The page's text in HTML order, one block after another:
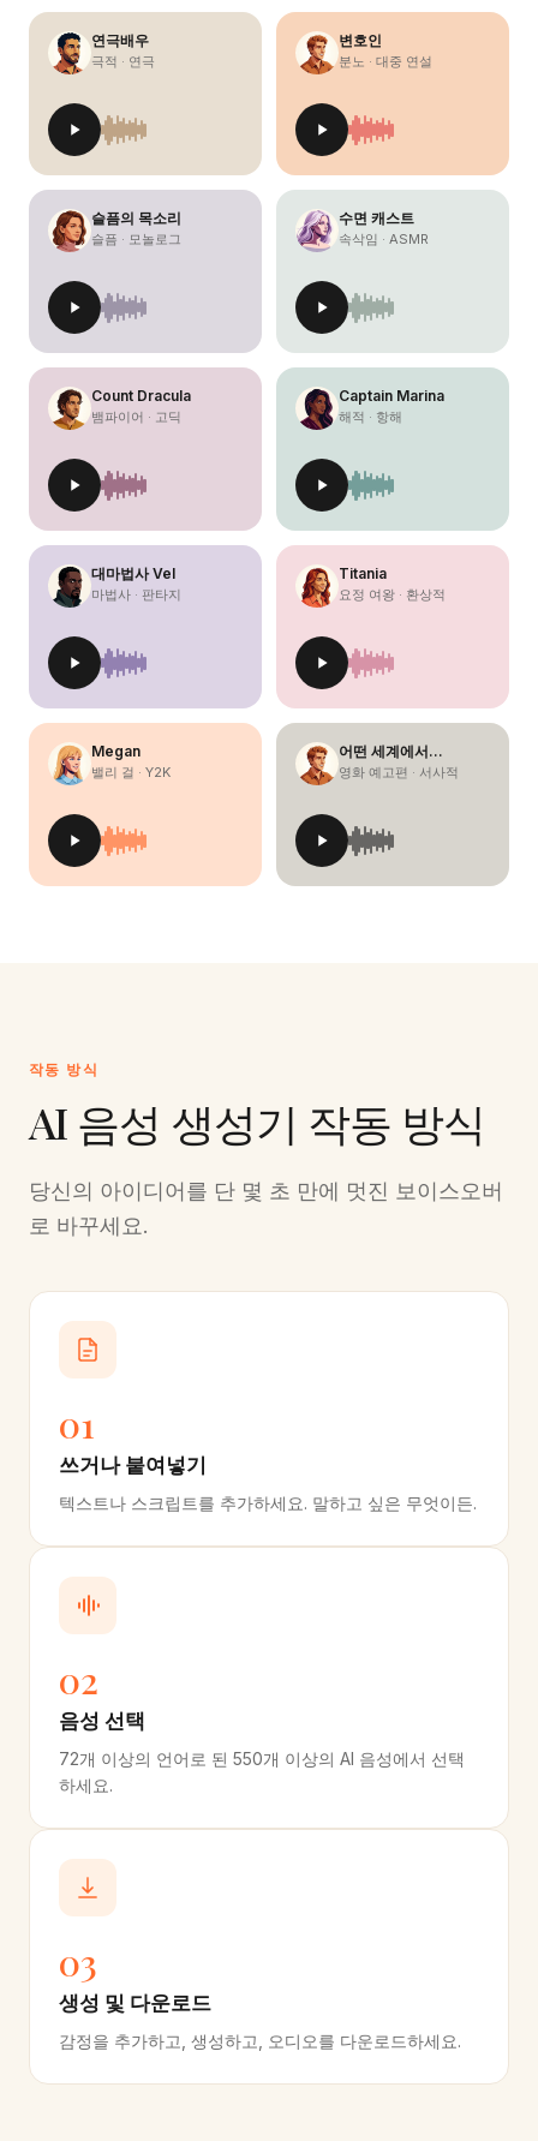
연극배우
극적 · 연극
변호인
분노 · 대중 연설
슬픔의 목소리
슬픔 · 모놀로그
수면 캐스트
속삭임 · ASMR
Count Dracula
뱀파이어 · 고딕
Captain Marina
해적 · 항해
대마법사 Vel
마법사 · 판타지
Titania
요정 여왕 · 환상적
Megan
밸리 걸 · Y2K
어떤 세계에서…
영화 예고편 · 서사적
작동 방식
AI 음성 생성기 작동 방식
당신의 아이디어를 단 몇 초 만에 멋진 보이스오버
로 바꾸세요.
01
쓰거나 붙여넣기
텍스트나 스크립트를 추가하세요. 말하고 싶은 무엇이든.
02
음성 선택
72개 이상의 언어로 된 550개 이상의 AI 음성에서 선택
하세요.
03
생성 및 다운로드
감정을 추가하고, 생성하고, 오디오를 다운로드하세요.